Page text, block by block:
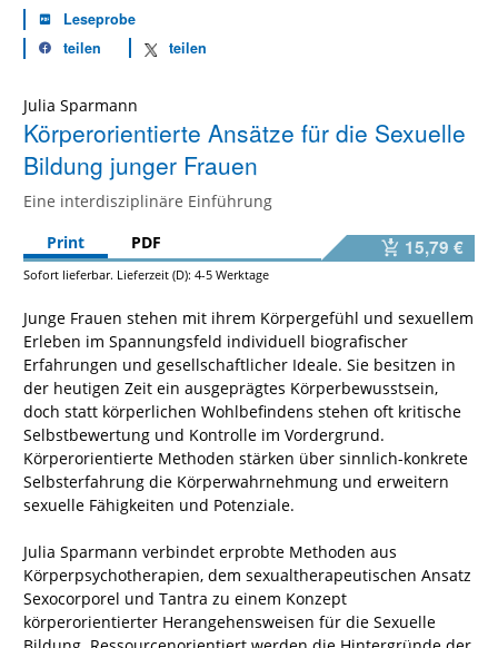
Leseprobe
teilen
teilen
Julia Sparmann
Körperorientierte Ansätze für die Sexuelle
Bildung junger Frauen
Eine interdisziplinäre Einführung
Print
PDF 15,79 €
Sofort lieferbar. Lieferzeit (D): 4-5 Werktage
Junge Frauen stehen mit ihrem Körpergefühl und sexuellem
Erleben im Spannungsfeld individuell biografischer
Erfahrungen und gesellschaftlicher Ideale. Sie besitzen in
der heutigen Zeit ein ausgeprägtes Körperbewusstsein,
doch statt körperlichen Wohlbefindens stehen oft kritische
Selbstbewertung und Kontrolle im Vordergrund.
Körperorientierte Methoden stärken über sinnlich-konkrete
Selbsterfahrung die Körperwahrnehmung und erweitern
sexuelle Fähigkeiten und Potenziale.
Julia Sparmann verbindet erprobte Methoden aus
Körperpsychotherapien, dem sexualtherapeutischen Ansatz
Sexocorporel und Tantra zu einem Konzept
körperorientierter Herangehensweisen für die Sexuelle